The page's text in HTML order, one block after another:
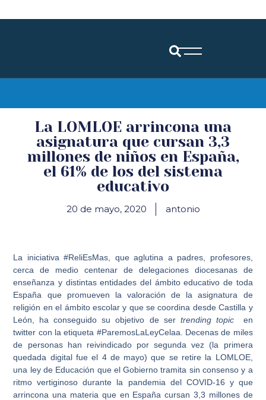
La LOMLOE arrincona una
asignatura que cursan 3,3
millones de niños en España,
el 61% de los del sistema
educativo
20 de mayo, 2020 antonio
La iniciativa #ReliEsMas, que aglutina a padres, profesores,
cerca de medio centenar de delegaciones diocesanas de
enseñanza y distintas entidades del ámbito educativo de toda
España que promueven la valoración de la asignatura de
religión en el ámbito escolar y que se coordina desde Castilla y
León, ha conseguido su objetivo de ser trending topicen
twitter con la etiqueta #ParemosLaLeyCelaa. Decenas de miles
de personas han reivindicado por segunda vez (la primera
quedada digital fue el 4 de mayo) que se retire la LOMLOE,
una ley de Educación que el Gobierno tramita sin consenso y a
ritmo vertiginoso durante la pandemia del COVID-16 y que
arrincona una materia que en España cursan 3,3 millones de